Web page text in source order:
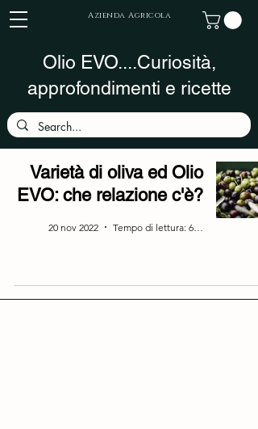
Azienda Agricola
Olio EVO....Curiosità,
approfondimenti e ricette
Varietà di oliva ed Olio
EVO: che relazione c'è?
20 nov 2022